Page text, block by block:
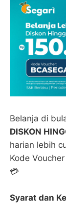
Belanja di
DISKON
harian lebih
Kode Voucher
💳
Syarat dan